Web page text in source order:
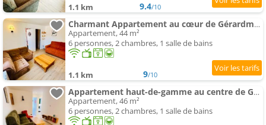
1.1 km 9.4/10
Charmant Appartement au cœur de Gérardmer !
Appartement, 44 m²
6 personnes, 2 chambres, 1 salle de bains
1.1 km 9/10
Appartement haut-de-gamme au centre de Gérardmer
Appartement, 46 m²
6 personnes, 2 chambres, 1 salle de bains